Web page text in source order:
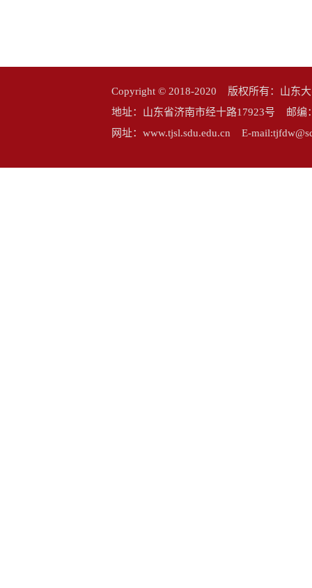
Copyright © 2018-2020 版权所有：山东
地址：山东省济南市经十路17923号 邮
网址：www.tjsl.sdu.edu.cn E-